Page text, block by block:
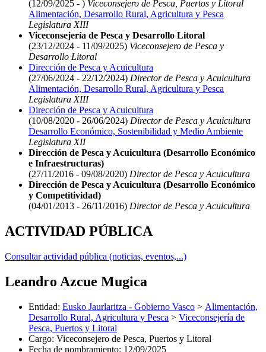
(12/09/2025 - ) Viceconsejero de Pesca, Puertos y Litoral
Alimentación, Desarrollo Rural, Agricultura y Pesca
Legislatura XIII
Viceconsejería de Pesca y Desarrollo Litoral
(23/12/2024 - 11/09/2025) Viceconsejero de Pesca y
Desarrollo Litoral
Dirección de Pesca y Acuicultura
(27/06/2024 - 22/12/2024) Director de Pesca y Acuicultura
Alimentación, Desarrollo Rural, Agricultura y Pesca
Legislatura XIII
Dirección de Pesca y Acuicultura
(10/08/2020 - 26/06/2024) Director de Pesca y Acuicultura
Desarrollo Económico, Sostenibilidad y Medio Ambiente
Legislatura XII
Dirección de Pesca y Acuicultura (Desarrollo Económico
e Infraestructuras)
(27/11/2016 - 09/08/2020) Director de Pesca y Acuicultura
Dirección de Pesca y Acuicultura (Desarrollo Económico
y Competitividad)
(04/01/2013 - 26/11/2016) Director de Pesca y Acuicultura
ACTIVIDAD PÚBLICA
Consultar actividad pública (noticias, eventos,...)
Leandro Azcue Mugica
Entidad: Eusko Jaurlaritza - Gobierno Vasco > Alimentación,
Desarrollo Rural, Agricultura y Pesca > Viceconsejería de
Pesca, Puertos y Litoral
Cargo: Viceconsejero de Pesca, Puertos y Litoral
Fecha de nombramiento: 12/09/2025